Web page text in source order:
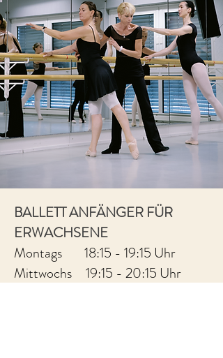
BALLETT ANFÄNGER FÜR
ERWACHSENE
Montags 18:15 - 19:15 Uhr
Mittwochs 19:15 - 20:15 Uhr